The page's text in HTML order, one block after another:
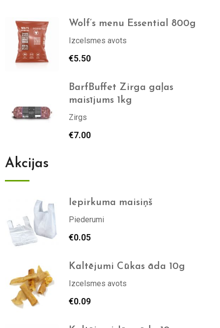
Wolf’s menu Essential 800g
Izcelsmes avots
€5.50
BarfBuffet Zirga gaļas
maisījums 1kg
Zirgs
€7.00
Akcijas
Iepirkuma maisiņš
Piederumi
€0.05
Kaltējumi Cūkas āda 10g
Izcelsmes avots
€0.09